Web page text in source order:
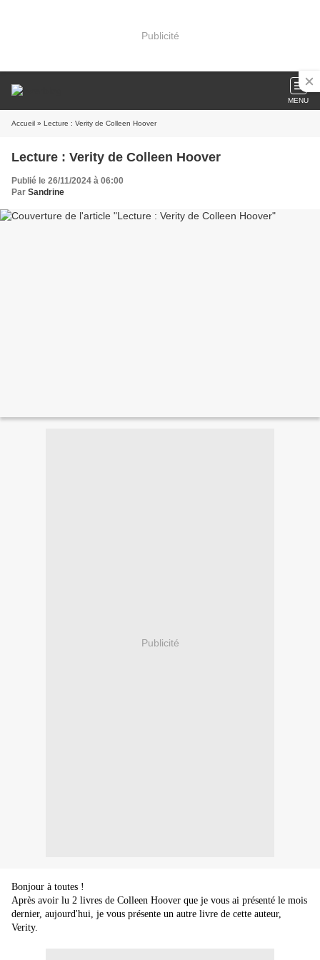
Publicité
MENU
Accueil » Lecture : Verity de Colleen Hoover
Lecture : Verity de Colleen Hoover
Publié le 26/11/2024 à 06:00
Par Sandrine
Publicité
Bonjour à toutes !
Après avoir lu 2 livres de Colleen Hoover que je vous ai présenté le mois
dernier, aujourd'hui, je vous présente un autre livre de cette auteur,
Verity.